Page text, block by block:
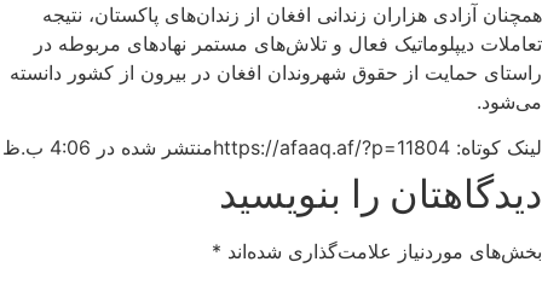
همچنان آزادی هزاران زندانی افغان از زندان‌های پاکستان، نتیجه
تعاملات دیپلوماتیک فعال و تلاش‌های مستمر نهادهای مربوطه در
راستای حمایت از حقوق شهروندان افغان در بیرون از کشور دانسته
می‌شود.
لینک کوتاه: https://afaaq.af/?p=11804
منتشر شده در 4:06 ب.ظ
دیدگاهتان را بنویسید
بخش‌های موردنیاز علامت‌گذاری شده‌اند *